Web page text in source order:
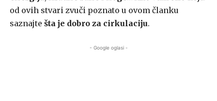
od ovih stvari zvuči poznato u ovom članku
saznajte šta je dobro za cirkulaciju.
- Google oglasi -